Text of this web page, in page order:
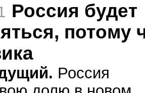
Россия будет
потому
Россия